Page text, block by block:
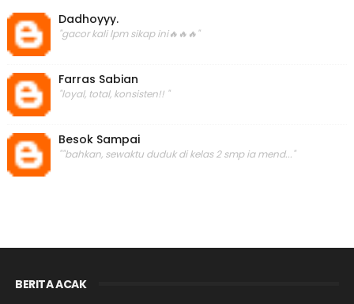
Dadhoyyy.
"gacor kali lpm sikap ini🔥🔥🔥"
Farras Sabian
"loyal, total, konsisten!! "
Besok Sampai
""bahkan, sewaktu duduk di kelas 2 smp ia mend..."
BERITA ACAK